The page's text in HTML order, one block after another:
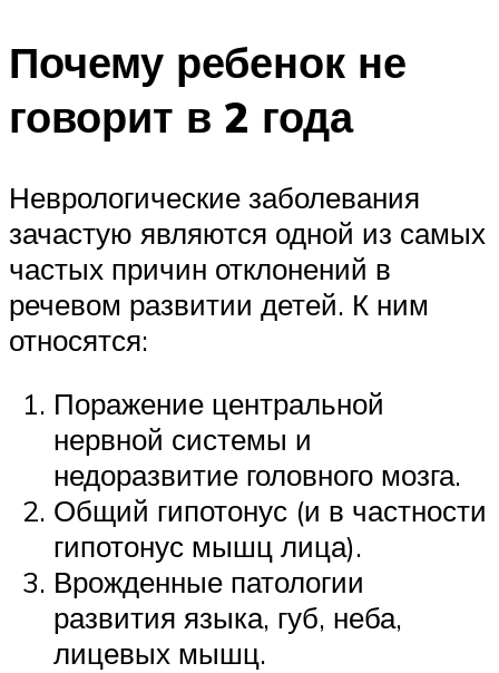
Почему ребенок не
говорит в 2 года
Неврологические заболевания
зачастую являются одной из самых
частых причин отклонений в
речевом развитии детей. К ним
относятся:
Поражение центральной
нервной системы и
недоразвитие головного мозга.
Общий гипотонус (и в частности
гипотонус мышц лица).
Врожденные патологии
развития языка, губ, неба,
лицевых мышц.